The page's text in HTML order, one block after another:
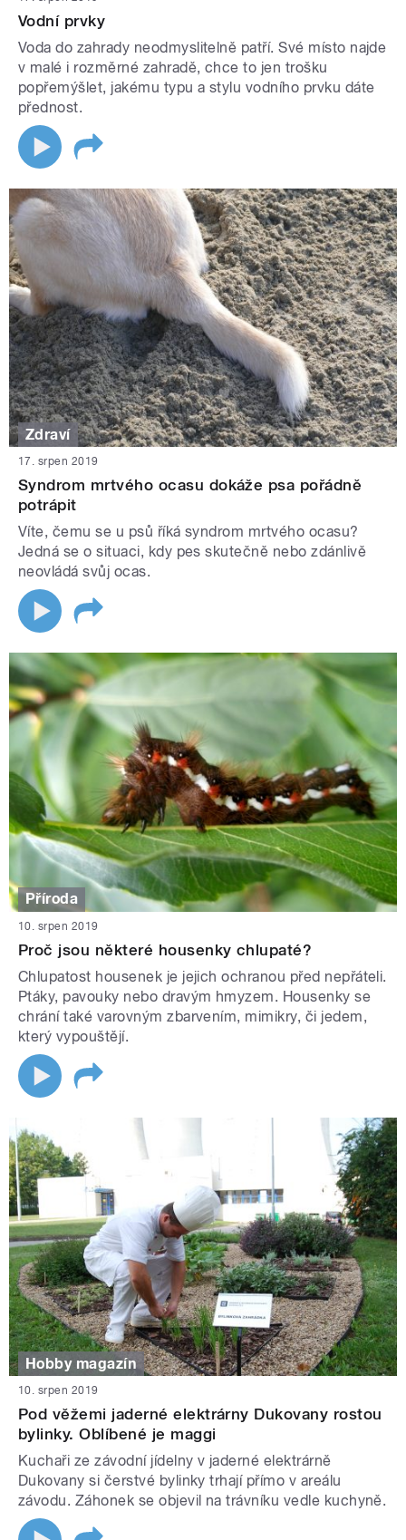
Vodní prvky
Voda do zahrady neodmyslitelně patří. Své místo najde
v malé i rozměrné zahradě, chce to jen trošku
popřemýšlet, jakému typu a stylu vodního prvku dáte
přednost.
Zdraví
17. srpen 2019
Syndrom mrtvého ocasu dokáže psa pořádně
potrápit
Víte, čemu se u psů říká syndrom mrtvého ocasu?
Jedná se o situaci, kdy pes skutečně nebo zdánlivě
neovládá svůj ocas.
Příroda
10. srpen 2019
Proč jsou některé housenky chlupaté?
Chlupatost housenek je jejich ochranou před nepřáteli.
Ptáky, pavouky nebo dravým hmyzem. Housenky se
chrání také varovným zbarvením, mimikry, či jedem,
který vypouštějí.
Hobby magazín
10. srpen 2019
Pod věžemi jaderné elektrárny Dukovany rostou
bylinky. Oblíbené je maggi
Kuchaři ze závodní jídelny v jaderné elektrárně
Dukovany si čerstvé bylinky trhají přímo v areálu
závodu. Záhonek se objevil na trávníku vedle kuchyně.